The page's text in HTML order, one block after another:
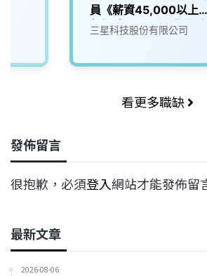
員《薪資45,000以上，
無經驗可/環工、化學系
三星科技股份有限公司
看更多職缺
發佈留言
很抱歉，必須登入網站才能發佈留
最新文章
2026-08-06